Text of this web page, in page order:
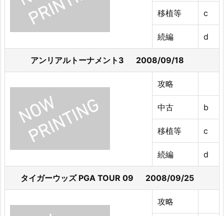
移植等 c
続編 d
アンリアルトーナメント3 2008/09/18
攻略
中古 b
移植等 c
続編 d
タイガーウッズ PGA TOUR 09 2008/09/25
攻略